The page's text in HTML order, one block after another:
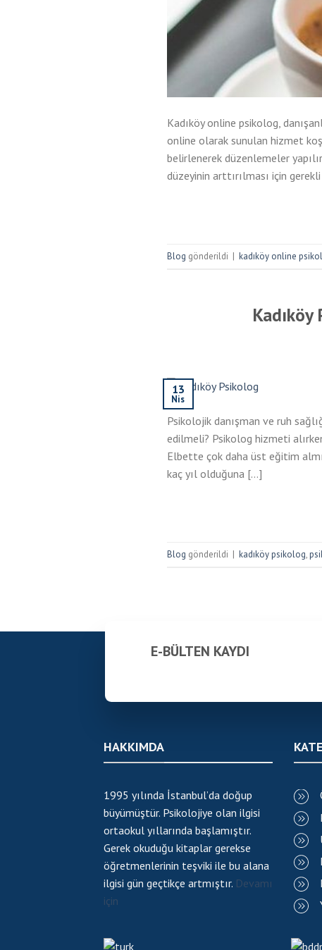
Kadıköy online psikolog,
online olarak sunulan hizmet
belirlenerek düzenlemeler
düzeyinin arttırılması için
Blog gönderildi | kadıköy online
13
Nis
Psikolojik danışman ve ruh
edilmeli? Psikolog hizmeti
Elbette çok daha üst eğitim
kaç yıl olduğuna […]
Blog gönderildi | kadıköy psikolog,
E-BÜLTEN KAYDI
HAKKIMDA
1995 yılında İstanbul’da doğup
büyümüştür. Psikolojiye olan ilgisi
ortaokul yıllarında başlamıştır.
Gerek okuduğu kitaplar gerekse
öğretmenlerinin teşviki ile bu alana
ilgisi gün geçtikçe artmıştır. Devamı
için